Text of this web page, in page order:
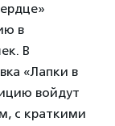
в
В
«Лапки в
войдут
с краткими